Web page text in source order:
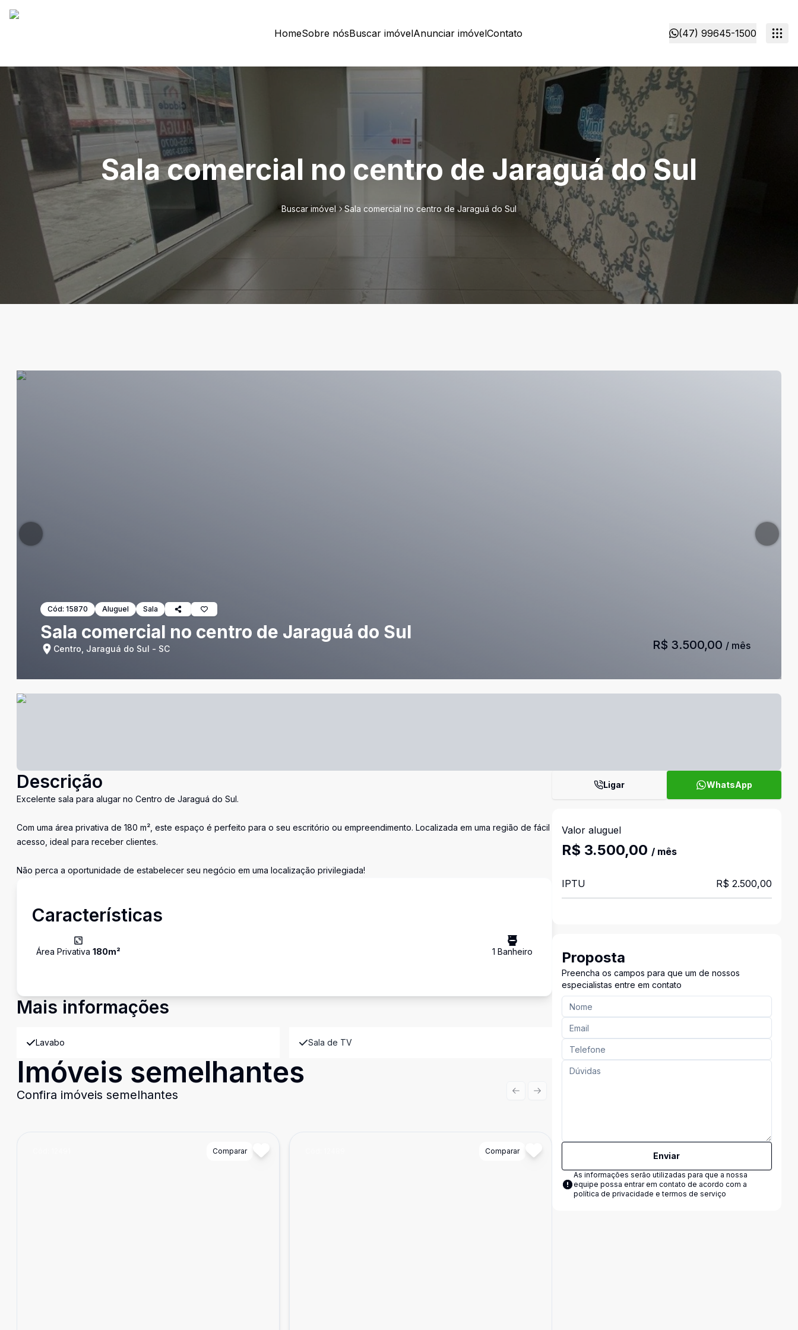
HomeSobre nósBuscar imóvelAnunciar imóvelContato (47) 99645-1500
Sala comercial no centro de Jaraguá do Sul
Buscar imóvel Sala comercial no centro de Jaraguá do Sul
Cód: 15870 Aluguel Sala
Sala comercial no centro de Jaraguá do Sul
Centro, Jaraguá do Sul - SC R$ 3.500,00 / mês
Descrição
Excelente sala para alugar no Centro de Jaraguá do Sul.
Com uma área privativa de 180 m², este espaço é perfeito para o seu escritório ou empreendimento. Localizada em uma região de fácil
acesso, ideal para receber clientes.
Não perca a oportunidade de estabelecer seu negócio em uma localização privilegiada!
Características
Área Privativa 180m² 1 Banheiro
Mais informações
Lavabo Sala de TV
Imóveis semelhantes
Confira imóveis semelhantes
Comparar Comparar
Previous slide
Next slide
Ligar WhatsApp
Valor aluguel
R$ 3.500,00 / mês
IPTU R$ 2.500,00
Proposta
Preencha os campos para que um de nossos
especialistas entre em contato
Enviar
As informações serão utilizadas para que a nossa
equipe possa entrar em contato de acordo com a
política de privacidade e termos de serviço